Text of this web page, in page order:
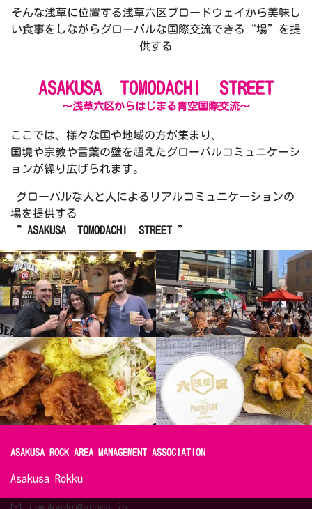
そんな浅草に位置する浅草六区ブロードウェイから美味し
い食事をしながらグローバルな国際交流できる“場”を提
供する
ASAKUSA TOMODACHI STREET
～浅草六区からはじまる青空国際交流～
ここでは、様々な国や地域の方が集まり、
国境や宗教や言葉の壁を超えたグローバルコミュニケーシ
ョンが繰り広げられます。
グローバルな人と人によるリアルコミュニケーションの
場を提供する
“ ASAKUSA TOMODACHI STREET ”
ASAKUSA ROCK AREA MANAGEMENT ASSOCIATION
Asakusa Rokku